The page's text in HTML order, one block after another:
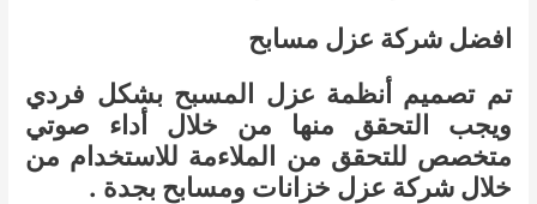
افضل شركة عزل مسابح
تم تصميم أنظمة عزل المسبح بشكل فردي
ويجب التحقق منها من خلال أداء صوتي
متخصص للتحقق من الملاءمة للاستخدام من
خلال شركة عزل خزانات ومسابح بجدة .